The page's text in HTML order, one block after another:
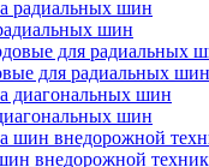
шин
для радиальных шин
шин
внедорожной